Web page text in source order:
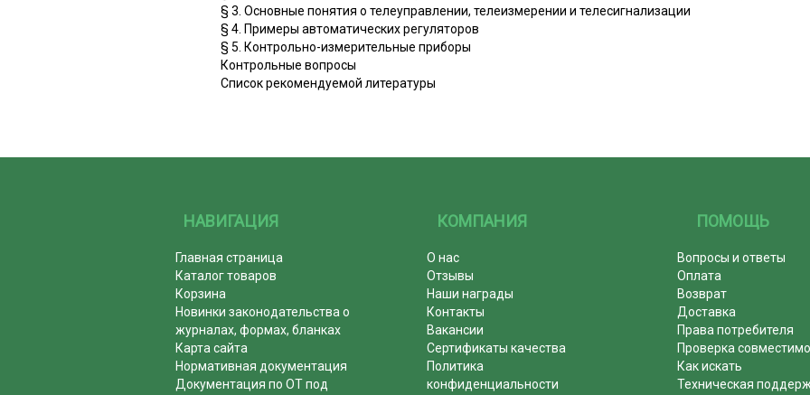
§ 3. Основные понятия о телеуправлении, телеизмерении и телесигнализации
§ 4. Примеры автоматических регуляторов
§ 5. Контрольно-измерительные приборы
Контрольные вопросы
Список рекомендуемой литературы
НАВИГАЦИЯ
Главная страница
Каталог товаров
Корзина
Новинки законодательства о
журналах, формах, бланках
Карта сайта
Нормативная документация
Документация по ОТ под
КОМПАНИЯ
О нас
Отзывы
Наши награды
Контакты
Вакансии
Сертификаты качества
Политика
конфиденциальности
ПОМОЩЬ
Вопросы и ответы
Оплата
Возврат
Доставка
Права потребителя
Проверка
Как искать
Техническая